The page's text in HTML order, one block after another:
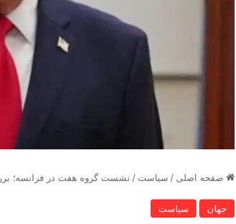
صفحه اصلی / سیاست / نشست گروه هفت در فرانسه؛
جهان سیاست